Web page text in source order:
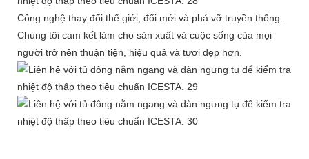
Công nghệ thay đổi thế giới, đổi mới và phá vỡ truyền thống.
Chúng tôi cam kết làm cho sản xuất và cuộc sống của mọi
người trở nên thuận tiện, hiệu quả và tươi đẹp hơn.